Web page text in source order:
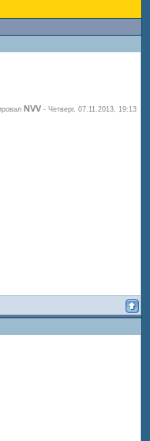
NVV - Четверг, 07.11.2013, 19:13